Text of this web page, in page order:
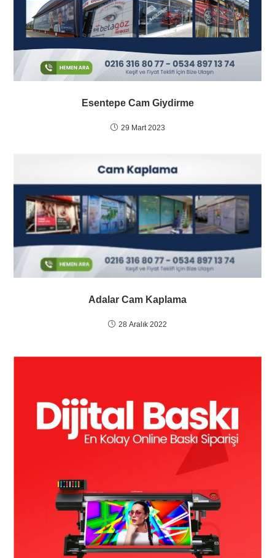
Esentepe Cam Giydirme
29 Mart 2023
Adalar Cam Kaplama
28 Aralık 2022